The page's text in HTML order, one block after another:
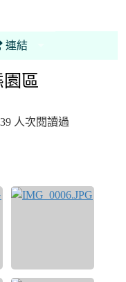
連結
區
人次閱讀過